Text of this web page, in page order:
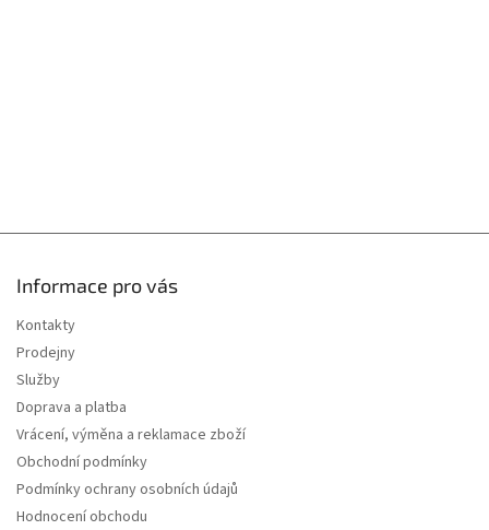
Informace pro vás
Kontakty
Prodejny
Služby
Doprava a platba
Vrácení, výměna a reklamace zboží
Obchodní podmínky
Podmínky ochrany osobních údajů
Hodnocení obchodu